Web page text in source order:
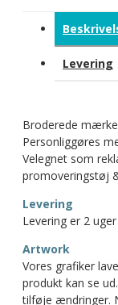
Levering
Broderede
Personliggøres
Velegnet som
promoveringstøj
Levering
Levering er 2
Artwork
Vores grafiker
produkt kan se
tilføje ændringer.